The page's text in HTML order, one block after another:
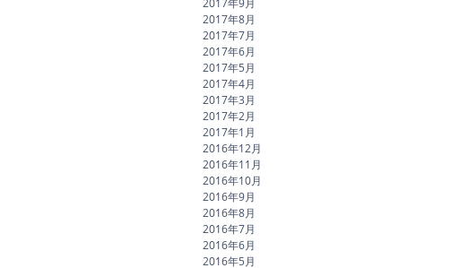
2017年8月
2017年7月
2017年6月
2017年5月
2017年4月
2017年3月
2017年2月
2017年1月
2016年12月
2016年11月
2016年10月
2016年9月
2016年8月
2016年7月
2016年6月
2016年5月